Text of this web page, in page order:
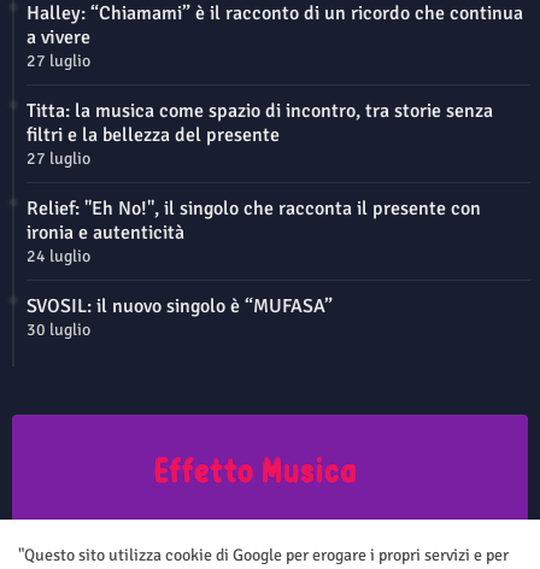
Halley: “Chiamami” è il racconto di un ricordo che continua
a vivere
27 luglio
Titta: la musica come spazio di incontro, tra storie senza
filtri e la bellezza del presente
27 luglio
Relief: "Eh No!", il singolo che racconta il presente con
ironia e autenticità
24 luglio
SVOSIL: il nuovo singolo è “MUFASA”
30 luglio
aggiornato senza nessuna periodicità. Non può pertanto considerarsi
"Questo sito utilizza cookie di Google per erogare i propri servizi e per